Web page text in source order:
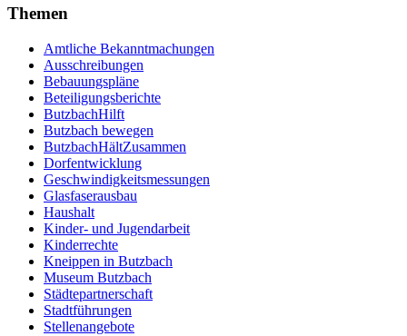
Themen
Amtliche Bekanntmachungen
Ausschreibungen
Bebauungspläne
Beteiligungsberichte
ButzbachHilft
Butzbach bewegen
ButzbachHältZusammen
Dorfentwicklung
Geschwindigkeitsmessungen
Glasfaserausbau
Haushalt
Kinder- und Jugendarbeit
Kinderrechte
Kneippen in Butzbach
Museum Butzbach
Städtepartnerschaft
Stadtführungen
Stellenangebote